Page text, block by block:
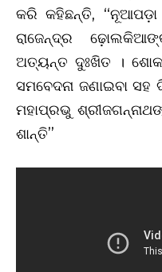
କରି କହିଛନ୍ତି, “ନୂଆପଡ଼ା
ରାଜେନ୍ଦ୍ର
ଅତ୍ୟନ୍ତ ଦୁଃଖିତ ।
ସମବେଦନା ଜଣାଇବା
ମହାପ୍ରଭୁ
ଶାନ୍ତି”